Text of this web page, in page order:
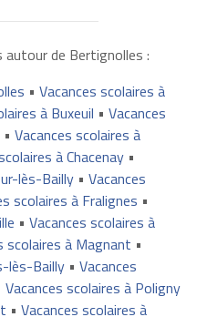
autour de Bertignolles :
• Vacances scolaires à
à Buxeuil • Vacances
• Vacances scolaires à
à Chacenay•
lès-Bailly• Vacances
scolaires à Fralignes •
• Vacances scolaires à
scolaires à Magnant •
lès-Bailly• Vacances
Vacances scolaires à Poligny
• Vacances scolaires à